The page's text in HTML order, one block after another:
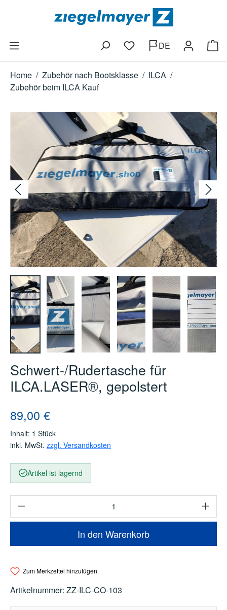
Zum Hauptinhalt springen
Du hast 0 Produkte auf
DE
Home / Zubehör nach Bootsklasse / ILCA /
Zubehör beim ILCA Kauf
Bildergalerie überspringen
Schwert-/Rudertasche für
ILCA.LASER®, gepolstert
Regulärer Preis:
89,00 €
Inhalt: 1 Stück
inkl. MwSt. zzgl. Versandkosten
Artikel ist lagernd
Produkt Anzahl: Gib den gewünschten
In den Warenkorb
Zum Merkzettel hinzufügen
Artikelnummer: ZZ-ILC-CO-103